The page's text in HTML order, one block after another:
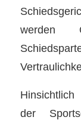
werden
der